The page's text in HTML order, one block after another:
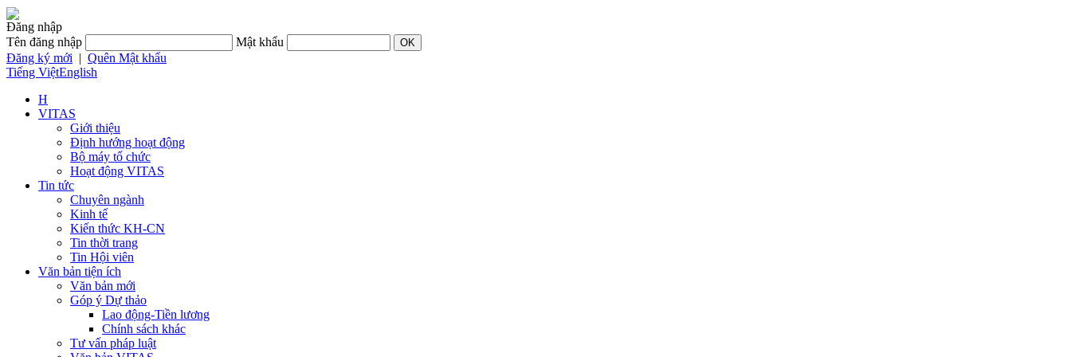
Đăng nhập
Tên đăng nhập
Mật khẩu
Đăng ký mới | Quên Mật khẩu
Tiếng ViệtEnglish
H
VITAS
Giới thiệu
Định hướng hoạt động
Bộ máy tổ chức
Hoạt động VITAS
Tin tức
Chuyên ngành
Kinh tế
Kiến thức KH-CN
Tin thời trang
Tin Hội viên
Văn bản tiện ích
Văn bản mới
Góp ý Dự thảo
Lao động-Tiền lương
Chính sách khác
Tư vấn pháp luật